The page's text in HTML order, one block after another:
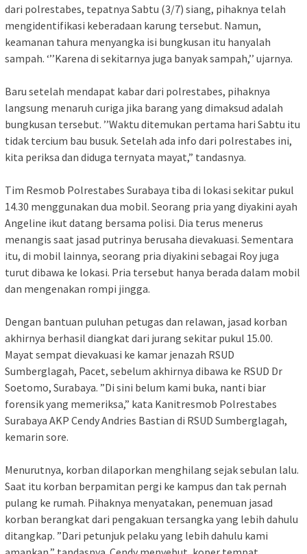
dari polrestabes, tepatnya Sabtu (3/7) siang, pihaknya telah
mengidentifikasi keberadaan karung tersebut. Namun,
keamanan tahura menyangka isi bungkusan itu hanyalah
sampah. ‘’’Karena di sekitarnya juga banyak sampah,’’ ujarnya.
Baru setelah mendapat kabar dari polrestabes, pihaknya
langsung menaruh curiga jika barang yang dimaksud adalah
bungkusan tersebut. ’’Waktu ditemukan pertama hari Sabtu itu
tidak tercium bau busuk. Setelah ada info dari polrestabes ini,
kita periksa dan diduga ternyata mayat,” tandasnya.
Tim Resmob Polrestabes Surabaya tiba di lokasi sekitar pukul
14.30 menggunakan dua mobil. Seorang pria yang diyakini ayah
Angeline ikut datang bersama polisi. Dia terus menerus
menangis saat jasad putrinya berusaha dievakuasi. Sementara
itu, di mobil lainnya, seorang pria diyakini sebagai Roy juga
turut dibawa ke lokasi. Pria tersebut hanya berada dalam mobil
dan mengenakan rompi jingga.
Dengan bantuan puluhan petugas dan relawan, jasad korban
akhirnya berhasil diangkat dari jurang sekitar pukul 15.00.
Mayat sempat dievakuasi ke kamar jenazah RSUD
Sumberglagah, Pacet, sebelum akhirnya dibawa ke RSUD Dr
Soetomo, Surabaya. ”Di sini belum kami buka, nanti biar
forensik yang memeriksa,” kata Kanitresmob Polrestabes
Surabaya AKP Cendy Andries Bastian di RSUD Sumberglagah,
kemarin sore.
Menurutnya, korban dilaporkan menghilang sejak sebulan lalu.
Saat itu korban berpamitan pergi ke kampus dan tak pernah
pulang ke rumah. Pihaknya menyatakan, penemuan jasad
korban berangkat dari pengakuan tersangka yang lebih dahulu
ditangkap. ”Dari petunjuk pelaku yang lebih dahulu kami